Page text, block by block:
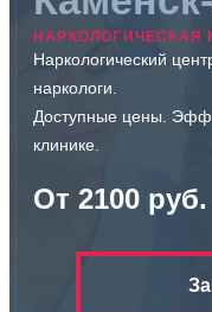
НАРКОЛОГИЧЕСКАЯ
Наркологический
наркологи.
Доступные цены.
клинике.
От 2100 руб.